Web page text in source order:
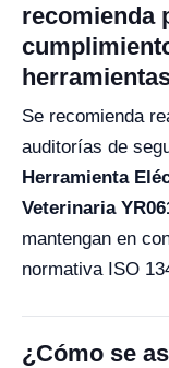
recomienda
Se recomienda
auditorías de
Herramienta
Veterinaria
mantengan en
normativa ISO
¿Cómo se